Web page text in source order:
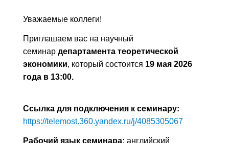
Уважаемые коллеги!
Приглашаем вас на научный
семинар департамента теоретической
экономики, который состоится 19 мая 2026
года в 13:00.
Ссылка для подключения к семинару:
https://telemost.360.yandex.ru/j/4085305067
Рабочий язык семинара: английский